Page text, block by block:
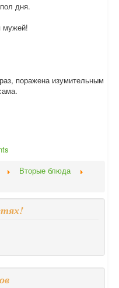
дня.
мужей!
поражена изумительным
Вторые блюда